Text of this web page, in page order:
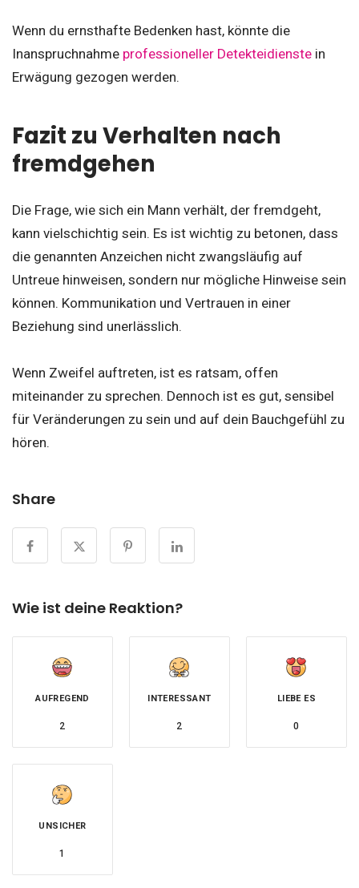
Wenn du ernsthafte Bedenken hast, könnte die
Inanspruchnahme professioneller Detekteidienste in
Erwägung gezogen werden.
Fazit zu Verhalten nach
fremdgehen
Die Frage, wie sich ein Mann verhält, der fremdgeht,
kann vielschichtig sein. Es ist wichtig zu betonen, dass
die genannten Anzeichen nicht zwangsläufig auf
Untreue hinweisen, sondern nur mögliche Hinweise sein
können. Kommunikation und Vertrauen in einer
Beziehung sind unerlässlich.
Wenn Zweifel auftreten, ist es ratsam, offen
miteinander zu sprechen. Dennoch ist es gut, sensibel
für Veränderungen zu sein und auf dein Bauchgefühl zu
hören.
Share
Wie ist deine Reaktion?
AUFREGEND
2
INTERESSANT
2
LIEBE ES
0
UNSICHER
1